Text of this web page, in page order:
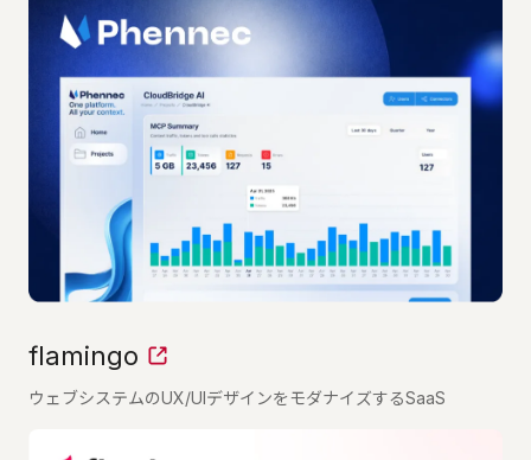
flamingo
ウェブシステムのUX/UIデザインをモダナイズするSaaS